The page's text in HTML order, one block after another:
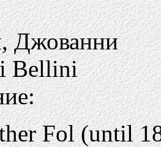
Джованни
Bellini
Fol (until